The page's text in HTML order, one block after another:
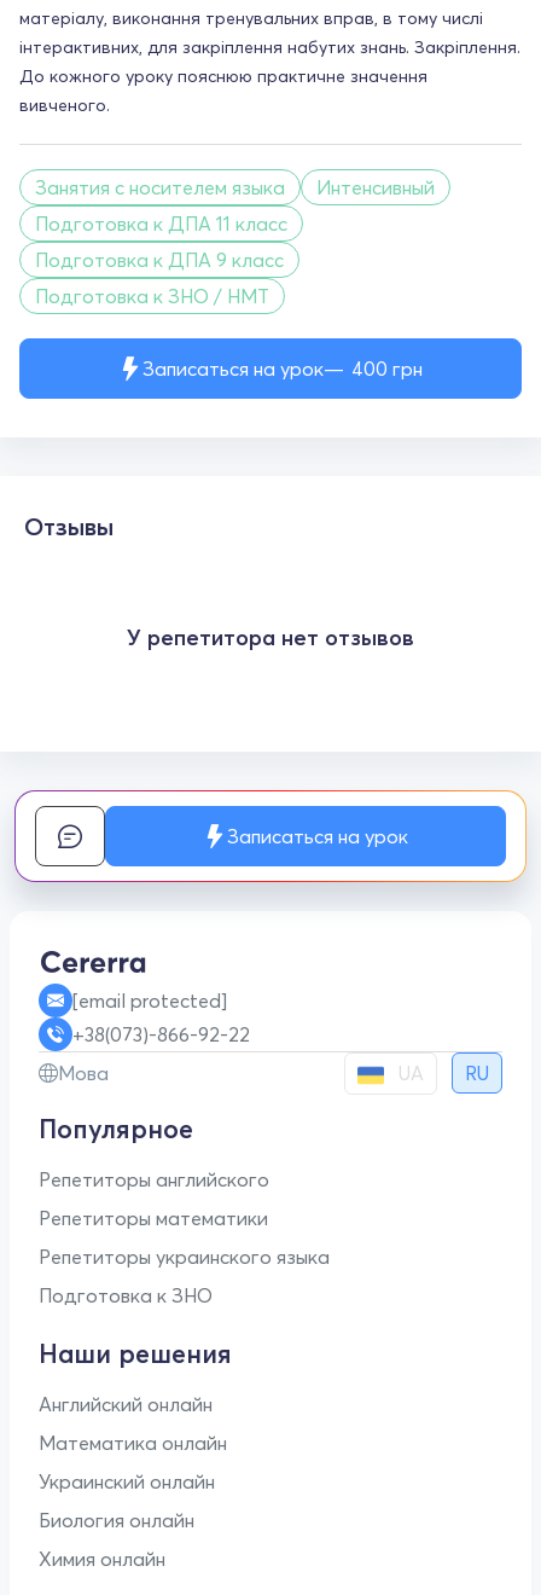
Записаться на урок 400 грн
матеріалу, виконання тренувальних вправ, в тому числі
інтерактивних, для закріплення набутих знань. Закріплення.
До кожного уроку пояснюю практичне значення
вивченого.
Занятия с носителем языка
Интенсивный
Подготовка к ДПА 11 класс
Подготовка к ДПА 9 класс
Подготовка к ЗНО / НМТ
Отзывы
У репетитора нет отзывов
Записаться на урок
[email protected]
+38(073)-866-92-22
Мова
UA RU
Популярное
Репетиторы английского
Репетиторы математики
Репетиторы украинского языка
Подготовка к ЗНО
Наши решения
Английский онлайн
Математика онлайн
Украинский онлайн
Биология онлайн
Химия онлайн